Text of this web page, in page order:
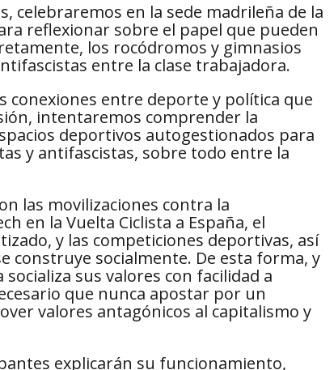
celebraremos en la sede madrileña de la
reflexionar sobre el papel que pueden
los rocódromos y gimnasios
entre la clase trabajadora.
conexiones entre deporte y política que
intentaremos comprender la
deportivos autogestionados para
y antifascistas, sobre todo entre la
las movilizaciones contra la
en la Vuelta Ciclista a España, el
y las competiciones deportivas, así
construye socialmente. De esta forma, y
sus valores con facilidad a
que nunca apostar por un
valores antagónicos al capitalismo y
explicarán su funcionamiento,